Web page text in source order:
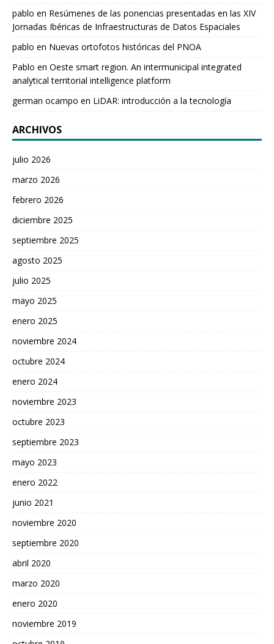
pablo en Resúmenes de las ponencias presentadas en las XIV
Jornadas Ibéricas de Infraestructuras de Datos Espaciales
pablo en Nuevas ortofotos históricas del PNOA
Pablo en Oeste smart region. An intermunicipal integrated
analytical territorial intelligence platform
german ocampo en LiDAR: introducción a la tecnología
ARCHIVOS
julio 2026
marzo 2026
febrero 2026
diciembre 2025
septiembre 2025
agosto 2025
julio 2025
mayo 2025
enero 2025
noviembre 2024
octubre 2024
enero 2024
noviembre 2023
octubre 2023
septiembre 2023
mayo 2023
enero 2022
junio 2021
noviembre 2020
septiembre 2020
abril 2020
marzo 2020
enero 2020
noviembre 2019